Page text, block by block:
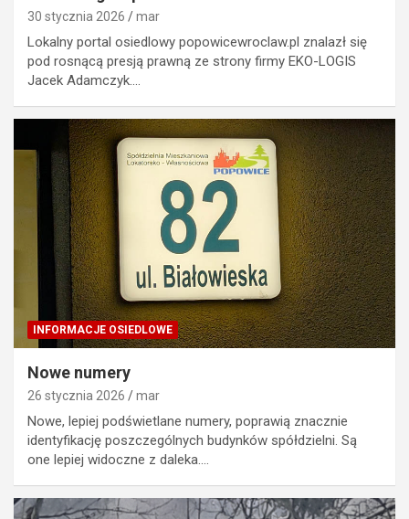
30 stycznia 2026 mar
Lokalny portal osiedlowy popowicewroclaw.pl znalazł się
pod rosnącą presją prawną ze strony firmy EKO-LOGIS
Jacek Adamczyk.…
INFORMACJE OSIEDLOWE
Nowe numery
26 stycznia 2026 mar
Nowe, lepiej podświetlane numery, poprawią znacznie
identyfikację poszczególnych budynków spółdzielni. Są
one lepiej widoczne z daleka.…